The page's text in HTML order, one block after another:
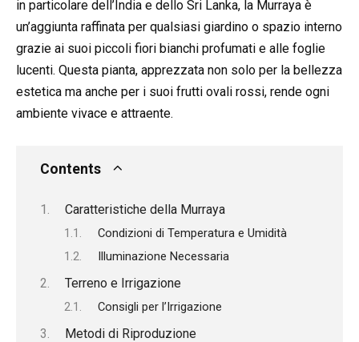
in particolare dell’India e dello Sri Lanka, la Murraya è
un’aggiunta raffinata per qualsiasi giardino o spazio interno
grazie ai suoi piccoli fiori bianchi profumati e alle foglie
lucenti. Questa pianta, apprezzata non solo per la bellezza
estetica ma anche per i suoi frutti ovali rossi, rende ogni
ambiente vivace e attraente.
Contents
Caratteristiche della Murraya
Condizioni di Temperatura e Umidità
Illuminazione Necessaria
Terreno e Irrigazione
Consigli per l’Irrigazione
Metodi di Riproduzione